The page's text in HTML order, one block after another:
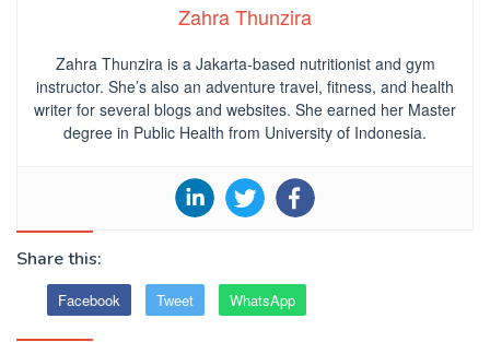
Zahra Thunzira
Zahra Thunzira is a Jakarta-based nutritionist and gym
instructor. She’s also an adventure travel, fitness, and health
writer for several blogs and websites. She earned her Master
degree in Public Health from University of Indonesia.
Share this:
Facebook Tweet WhatsApp